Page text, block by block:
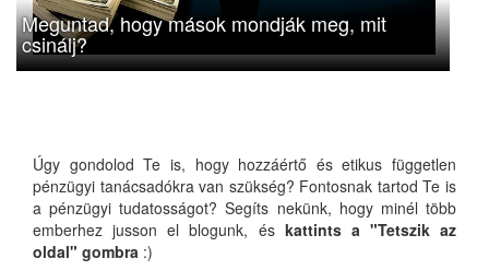
Meguntad, hogy mások mondják meg, mit
csinálj?
Úgy gondolod Te is, hogy hozzáértő és etikus független
pénzügyi tanácsadókra van szükség? Fontosnak tartod Te is
a pénzügyi tudatosságot? Segíts nekünk, hogy minél több
emberhez jusson el blogunk, és kattints a "Tetszik az
oldal" gombra :)